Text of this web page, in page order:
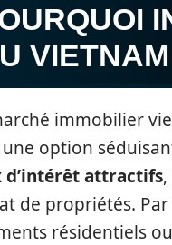
immobilier
option
d’intérêt attractifs
de propriétés.
résidentiels